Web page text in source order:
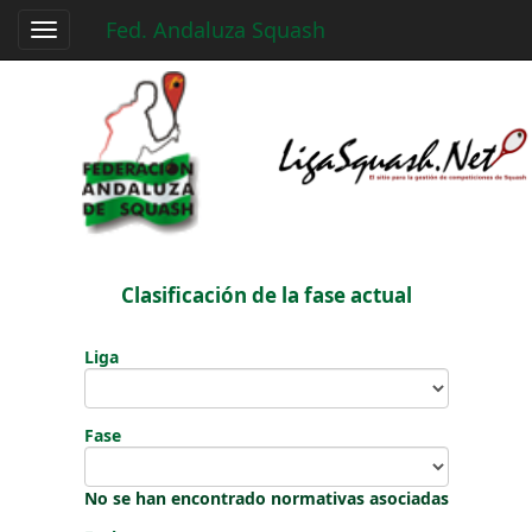
Toggle
navigation
Fed. Andaluza Squash
Clasificación de la fase actual
Liga
Fase
No se han encontrado normativas asociadas